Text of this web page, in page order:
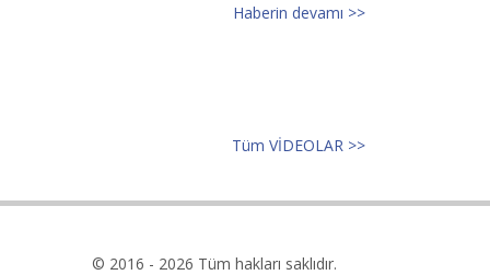
Haberin devamı >>
Tüm VİDEOLAR >>
© 2016 - 2026 Tüm hakları saklıdır.